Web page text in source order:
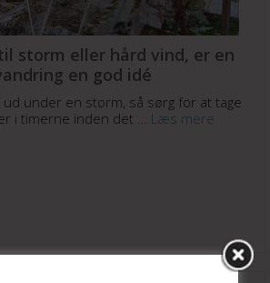
storm eller hård vind, er en
en god idé
ud under en storm, så sørg for at tage
i timerne inden det … Læs mere